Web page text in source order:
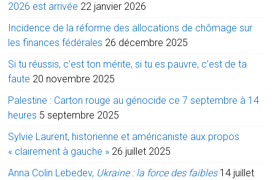
2026 est arrivée 22 janvier 2026
Incidence de la réforme des allocations de chômage sur
les finances fédérales 26 décembre 2025
Si tu réussis, c’est ton mérite, si tu es pauvre, c’est de ta
faute 20 novembre 2025
Palestine : Carton rouge au génocide ce 7 septembre à 14
heures 5 septembre 2025
Sylvie Laurent, historienne et américaniste aux propos
« clairement à gauche » 26 juillet 2025
Anna Colin Lebedev, Ukraine : la force des faibles 14 juillet